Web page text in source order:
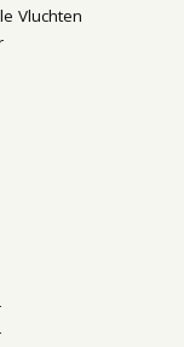
Vluchten